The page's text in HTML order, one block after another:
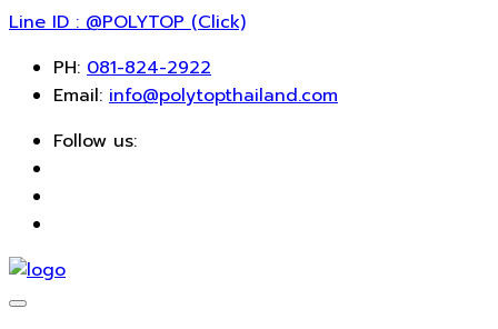
Line ID : @POLYTOP (Click)
PH: 081-824-2922
Email: info@polytopthailand.com
Follow us: